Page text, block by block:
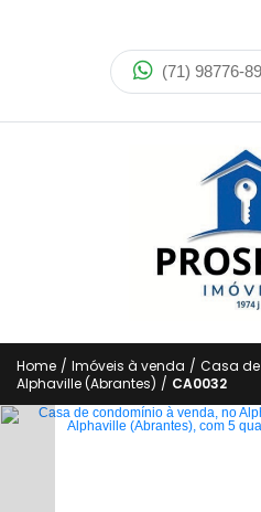
(71) 98776-
Encomende seu
Negocie seu imóvel
Simulador de
Home / Imóveis à venda / Casa
Alphaville (Abrantes) / CA0032